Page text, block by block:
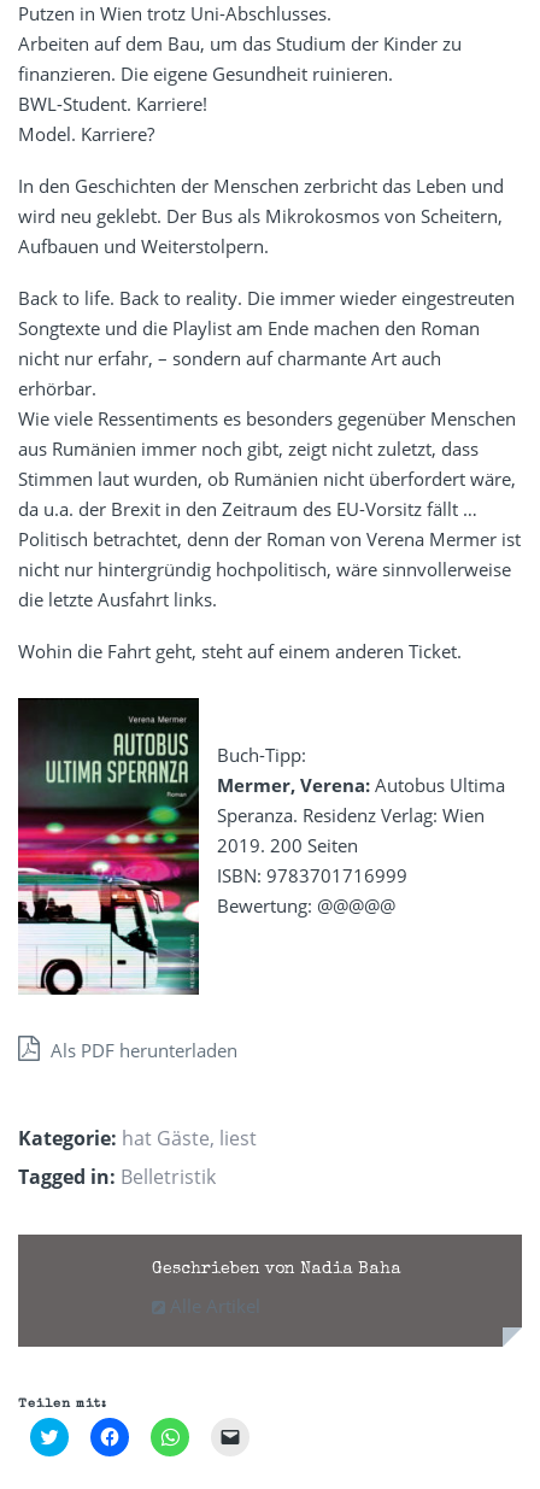
Putzen in Wien trotz Uni-Abschlusses.
Arbeiten auf dem Bau, um das Studium der Kinder zu
finanzieren. Die eigene Gesundheit ruinieren.
BWL-Student. Karriere!
Model. Karriere?
In den Geschichten der Menschen zerbricht das Leben und
wird neu geklebt. Der Bus als Mikrokosmos von Scheitern,
Aufbauen und Weiterstolpern.
Back to life. Back to reality. Die immer wieder eingestreuten
Songtexte und die Playlist am Ende machen den Roman
nicht nur erfahr, – sondern auf charmante Art auch
erhörbar.
Wie viele Ressentiments es besonders gegenüber Menschen
aus Rumänien immer noch gibt, zeigt nicht zuletzt, dass
Stimmen laut wurden, ob Rumänien nicht überfordert wäre,
da u.a. der Brexit in den Zeitraum des EU-Vorsitz fällt …
Politisch betrachtet, denn der Roman von Verena Mermer ist
nicht nur hintergründig hochpolitisch, wäre sinnvollerweise
die letzte Ausfahrt links.
Wohin die Fahrt geht, steht auf einem anderen Ticket.
Buch-Tipp:
Mermer, Verena: Autobus Ultima
Speranza. Residenz Verlag: Wien
2019. 200 Seiten
ISBN: 9783701716999
Bewertung: @@@@@
Als PDF herunterladen
Kategorie: hat Gäste, liest
Tagged in: Belletristik
Geschrieben von Nadia Baha
Alle Artikel
Teilen mit:
Klick,
um
Klick,
um
Klicken,
um